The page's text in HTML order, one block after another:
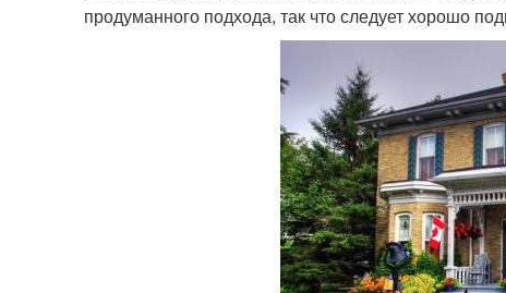
продуманного подхода, так что следует хорошо